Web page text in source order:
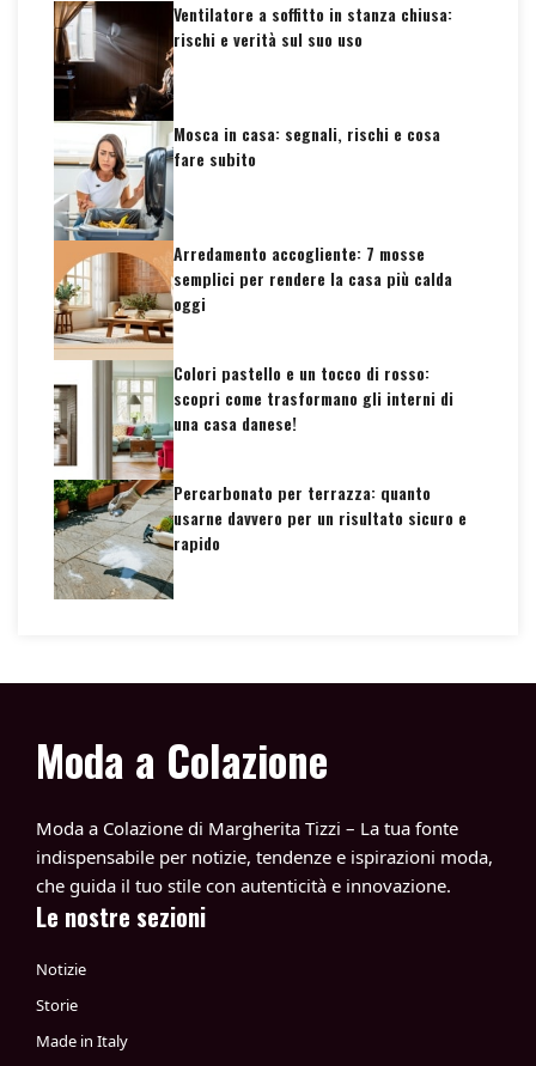
Ventilatore a soffitto in stanza chiusa:
rischi e verità sul suo uso
Mosca in casa: segnali, rischi e cosa
fare subito
Arredamento accogliente: 7 mosse
semplici per rendere la casa più calda
oggi
Colori pastello e un tocco di rosso:
scopri come trasformano gli interni di
una casa danese!
Percarbonato per terrazza: quanto
usarne davvero per un risultato sicuro e
rapido
Moda a Colazione
Moda a Colazione di Margherita Tizzi – La tua fonte
indispensabile per notizie, tendenze e ispirazioni moda,
che guida il tuo stile con autenticità e innovazione.
Le nostre sezioni
Notizie
Storie
Made in Italy